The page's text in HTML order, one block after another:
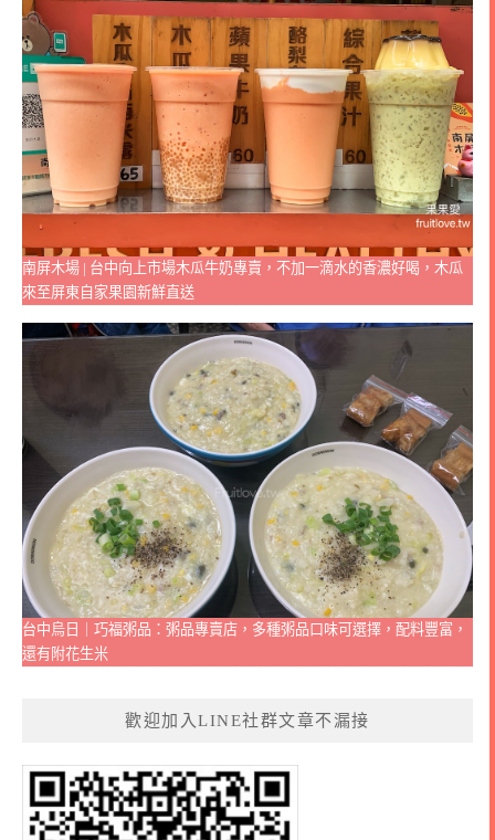
南屏木場 | 台中向上市場木瓜牛奶專賣，不加一滴水的香濃好喝，木瓜
來至屏東自家果園新鮮直送
台中烏日｜巧福粥品：粥品專賣店，多種粥品口味可選擇，配料豐富，
還有附花生米
歡迎加入LINE社群文章不漏接